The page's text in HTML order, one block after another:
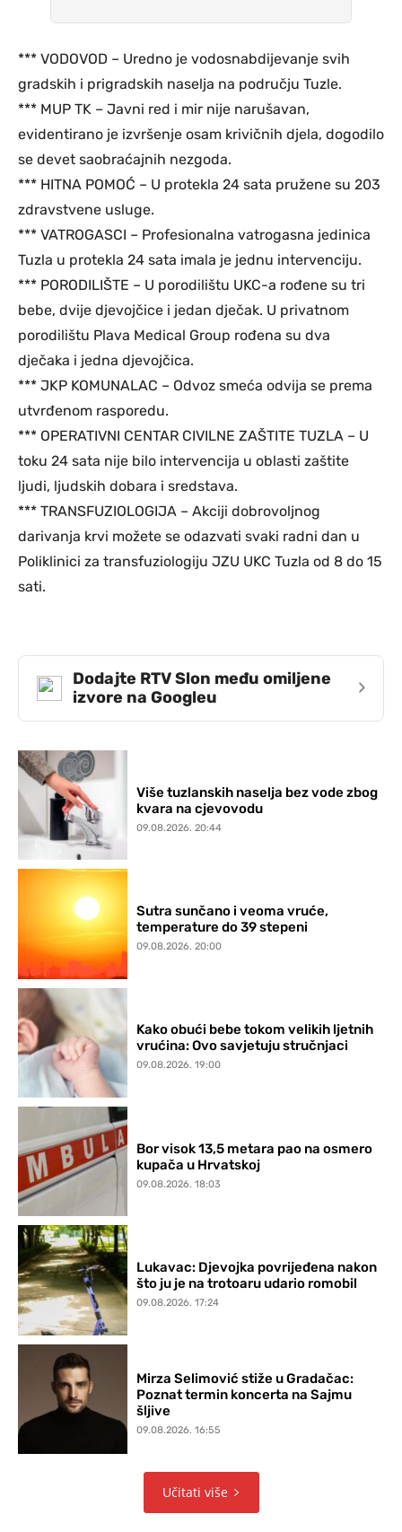
*** VODOVOD – Uredno je vodosnabdijevanje svih
gradskih i prigradskih naselja na području Tuzle.
*** MUP TK – Javni red i mir nije narušavan,
evidentirano je izvršenje osam krivičnih djela, dogodilo
se devet saobraćajnih nezgoda.
*** HITNA POMOĆ – U protekla 24 sata pružene su 203
zdravstvene usluge.
*** VATROGASCI – Profesionalna vatrogasna jedinica
Tuzla u protekla 24 sata imala je jednu intervenciju.
*** PORODILIŠTE – U porodilištu UKC-a rođene su tri
bebe, dvije djevojčice i jedan dječak. U privatnom
porodilištu Plava Medical Group rođena su dva
dječaka i jedna djevojčica.
*** JKP KOMUNALAC – Odvoz smeća odvija se prema
utvrđenom rasporedu.
*** OPERATIVNI CENTAR CIVILNE ZAŠTITE TUZLA – U
toku 24 sata nije bilo intervencija u oblasti zaštite
ljudi, ljudskih dobara i sredstava.
*** TRANSFUZIOLOGIJA – Akciji dobrovoljnog
darivanja krvi možete se odazvati svaki radni dan u
Poliklinici za transfuziologiju JZU UKC Tuzla od 8 do 15
sati.
Dodajte RTV Slon među omiljene
izvore na Googleu
›
Više tuzlanskih naselja bez vode zbog
kvara na cjevovodu
09.08.2026. 20:44
Sutra sunčano i veoma vruće,
temperature do 39 stepeni
09.08.2026. 20:00
Kako obući bebe tokom velikih ljetnih
vrućina: Ovo savjetuju stručnjaci
09.08.2026. 19:00
Bor visok 13,5 metara pao na osmero
kupača u Hrvatskoj
09.08.2026. 18:03
Lukavac: Djevojka povrijeđena nakon
što ju je na trotoaru udario romobil
09.08.2026. 17:24
Mirza Selimović stiže u Gradačac:
Poznat termin koncerta na Sajmu
šljive
09.08.2026. 16:55
Učitati više